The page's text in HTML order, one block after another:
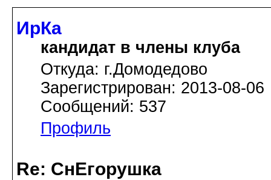
ИрКа
кандидат в члены клуба
Откуда: г.Домодедово
Зарегистрирован: 2013-08-06
Сообщений: 537
Профиль
Re: СнЕгорушка